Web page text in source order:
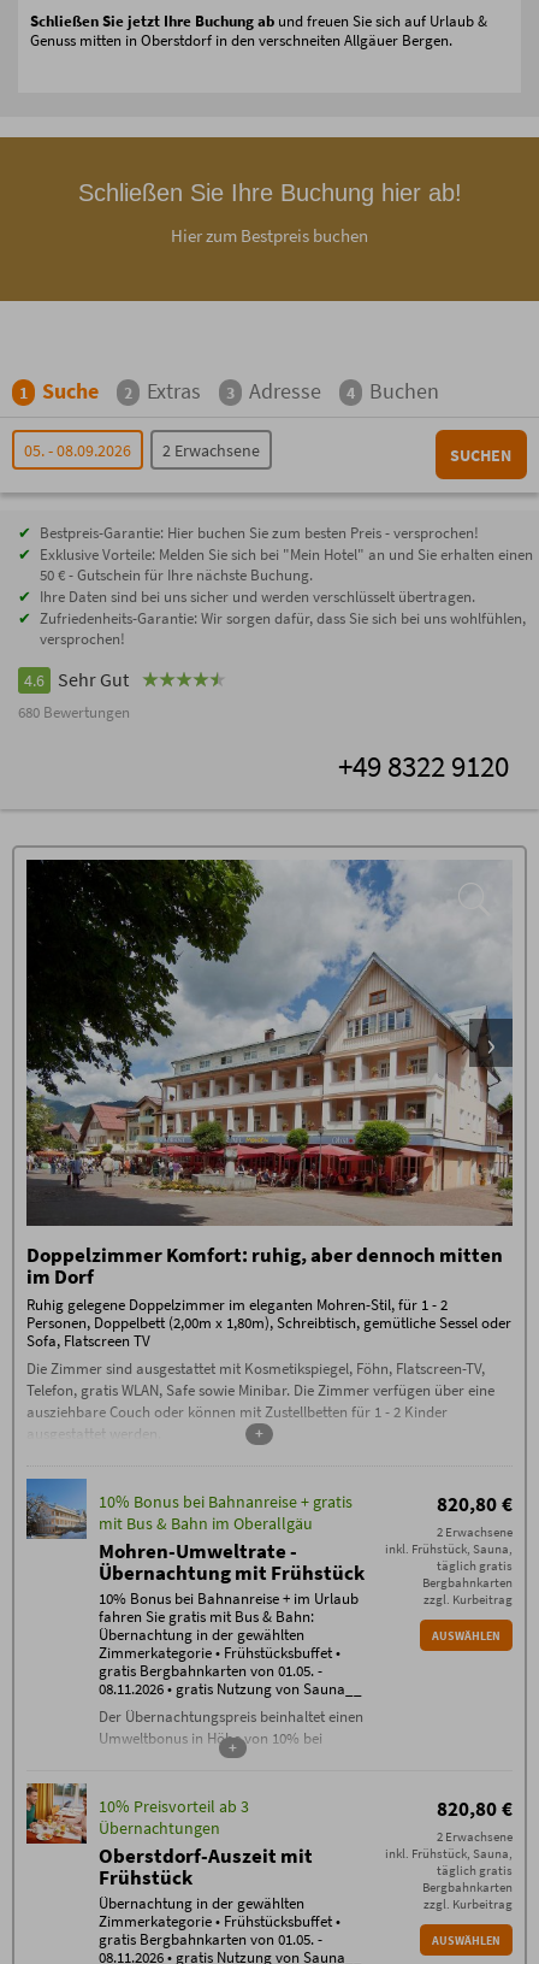
Schließen Sie jetzt Ihre Buchung ab und freuen Sie sich auf Urlaub &
Genuss mitten in Oberstdorf in den verschneiten Allgäuer Bergen.
Schließen Sie Ihre Buchung hier ab!
Hier zum Bestpreis buchen
1 Suche 2 Extras 3 Adresse 4 Buchen
05. - 08.09.2026 2 Erwachsene SUCHEN
Bestpreis-Garantie: Hier buchen Sie zum besten Preis - versprochen!
Exklusive Vorteile: Melden Sie sich bei "Mein Hotel" an und Sie erhalten einen
50 € - Gutschein für Ihre nächste Buchung.
Ihre Daten sind bei uns sicher und werden verschlüsselt übertragen.
Zufriedenheits-Garantie: Wir sorgen dafür, dass Sie sich bei uns wohlfühlen,
versprochen!
4.6 Sehr Gut
680 Bewertungen
+49 8322 9120
Doppelzimmer Komfort: ruhig, aber dennoch mitten
im Dorf
Ruhig gelegene Doppelzimmer im eleganten Mohren-Stil, für 1 - 2
Personen, Doppelbett (2,00m x 1,80m), Schreibtisch, gemütliche Sessel oder
Sofa, Flatscreen TV
Die Zimmer sind ausgestattet mit Kosmetikspiegel, Föhn, Flatscreen-TV,
Telefon, gratis WLAN, Safe sowie Minibar. Die Zimmer verfügen über eine
ausziehbare Couch oder können mit Zustellbetten für 1 - 2 Kinder
ausgestattet werden.
+
10% Bonus bei Bahnanreise + gratis
mit Bus & Bahn im Oberallgäu
Mohren-Umweltrate -
Übernachtung mit Frühstück
10% Bonus bei Bahnanreise + im Urlaub
fahren Sie gratis mit Bus & Bahn:
Übernachtung in der gewählten
Zimmerkategorie • Frühstücksbuffet •
gratis Bergbahnkarten von 01.05. -
08.11.2026 • gratis Nutzung von Sauna__
Der Übernachtungspreis beinhaltet einen
Umweltbonus in Höhe von 10% bei
Übernachtung in der gewählten
Zimmerkategorie
Frühstücksbuffet
gratis WLAN im gesamten Haus
täglich freie Nutzung der Sauna
Bergbahn unlimited: täglich gratis
Tickets für alle Bergbahnen
+
820,80 €
2 Erwachsene
inkl. Frühstück, Sauna,
täglich gratis
Bergbahnkarten
zzgl. Kurbeitrag
AUSWÄHLEN
10% Preisvorteil ab 3
Übernachtungen
Oberstdorf-Auszeit mit
Frühstück
Übernachtung in der gewählten
Zimmerkategorie • Frühstücksbuffet •
gratis Bergbahnkarten von 01.05. -
08.11.2026 • gratis Nutzung von Sauna__
820,80 €
2 Erwachsene
inkl. Frühstück, Sauna,
täglich gratis
Bergbahnkarten
zzgl. Kurbeitrag
AUSWÄHLEN